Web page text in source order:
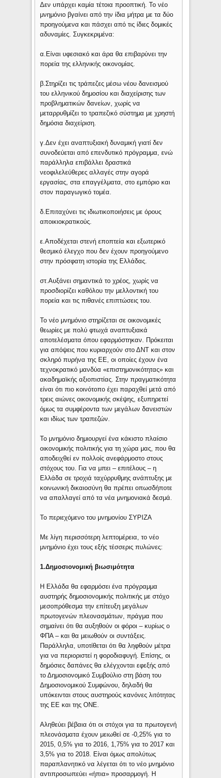
Δεν υπάρχει καμία τέτοια προοπτική. Το νέο
μνημόνιο βγαίνει από την ίδια μήτρα με τα δύο
προηγούμενα και πάσχει από τις ίδιες δομικές
αδυναμίες. Συγκεκριμένα:
α.Είναι υφεσιακό και άρα θα επιβαρύνει την
πορεία της ελληνικής οικονομίας.
β.Στηρίζει τις τράπεζες μέσω νέου δανεισμού
του ελληνικού δημοσίου και διαχείρισης των
προβληματικών δανείων, χωρίς να
μεταρρυθμίζει το τραπεζικό σύστημα με χρηστή
δημόσια διαχείριση.
γ.Δεν έχει αναπτυξιακή δυναμική γιατί δεν
συνοδεύεται από επενδυτικό πρόγραμμα, ενώ
παράλληλα επιβάλλει δραστικά
νεοφιλελεύθερες αλλαγές στην αγορά
εργασίας, στα επαγγέλματα, στο εμπόριο και
στον παραγωγικό τομέα.
δ.Επιταχύνει τις ιδιωτικοποιήσεις με όρους
αποικιοκρατικούς.
ε.Αποδέχεται στενή εποπτεία και εξωτερικό
θεσμικό έλεγχο που δεν έχουν προηγούμενο
στην πρόσφατη ιστορία της Ελλάδας.
στ.Αυξάνει σημαντικά το χρέος, χωρίς να
προσδιορίζει καθόλου την μελλοντική του
πορεία και τις πιθανές επιπτώσεις του.
Το νέο μνημόνιο στηρίζεται σε οικονομικές
θεωρίες με πολύ φτωχά αναπτυξιακά
αποτελέσματα όπου εφαρμόστηκαν. Πρόκειται
για απόψεις που κυριαρχούν στο ΔΝΤ και στον
σκληρό πυρήνα της ΕΕ, οι οποίες έχουν ένα
τεχνοκρατικό μανδύα «επιστημονικότητας» και
ακαδημαϊκής αξιοπιστίας. Στην πραγματικότητα
είναι ότι πιο κοινότοπο έχει παραχθεί μετά από
τρεις αιώνες οικονομικής σκέψης, εξυπηρετεί
όμως τα συμφέροντα των μεγάλων δανειστών
και ιδίως των τραπεζών.
Το μνημόνιο δημιουργεί ένα κάκιστο πλαίσιο
οικονομικής πολιτικής για τη χώρα μας, που θα
αποδειχθεί εν πολλοίς ανεφάρμοστο στους
στόχους του. Για να μπει – επιτέλους – η
Ελλάδα σε τροχιά ταχύρρυθμης ανάπτυξης με
κοινωνική δικαιοσύνη θα πρέπει οπωσδήποτε
να απαλλαγεί από τα νέα μνημονιακά δεσμά.
Το περιεχόμενο του μνημονίου ΣΥΡΙΖΑ
Με λίγη περισσότερη λεπτομέρεια, το νέο
μνημόνιο έχει τους εξής τέσσερις πυλώνες:
1.Δημοσιονομική βιωσιμότητα
Η Ελλάδα θα εφαρμόσει ένα πρόγραμμα
αυστηρής δημοσιονομικής πολιτικής με στόχο
μεσοπρόθεσμα την επίτευξη μεγάλων
πρωτογενών πλεονασμάτων, πράγμα που
σημαίνει ότι θα αυξηθούν οι φόροι – κυρίως ο
ΦΠΑ – και θα μειωθούν οι συντάξεις.
Παράλληλα, υποτίθεται ότι θα ληφθούν μέτρα
για να περιοριστεί η φοροδιαφυγή. Επίσης, οι
δημόσιες δαπάνες θα ελέγχονται εφεξής από
το Δημοσιονομικό Συμβούλιο στη βάση του
Δημοσιονομικού Συμφώνου, δηλαδή θα
υπόκεινται στους αυστηρούς κανόνες λιτότητας
της ΕΕ και της ΟΝΕ.
Αληθεύει βέβαια ότι οι στόχοι για τα πρωτογενή
πλεονάσματα έχουν μειωθεί σε -0,25% για το
2015, 0,5% για το 2016, 1,75% για το 2017 και
3,5% για το 2018. Είναι όμως απολύτως
παραπλανητικό να λέγεται ότι το νέο μνημόνιο
αντιπροσωπεύει «ήπια» προσαρμογή. Η